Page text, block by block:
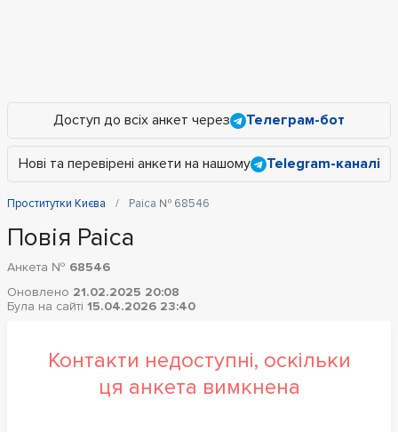
Доступ до всіх анкет через Телеграм-бот
Нові та перевірені анкети на нашому Telegram-каналі
Проститутки Києва Раіса № 68546
Повія Раіса
Анкета № 68546
Оновлено 21.02.2025 20:08
Була на сайті 15.04.2026 23:40
Контакти недоступні, оскільки
ця анкета вимкнена